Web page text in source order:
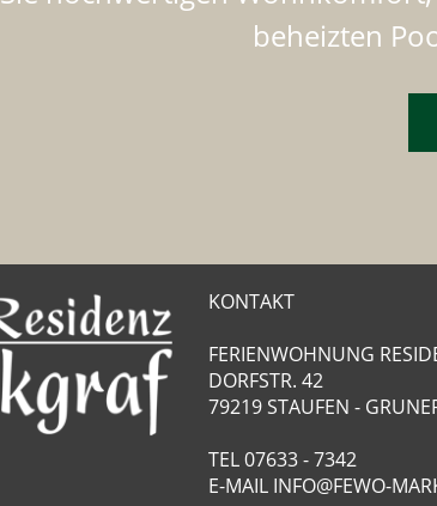
beheizten
KONTAKT
FERIENWOHNUNG
DORFSTR. 42
79219 STAUFEN -
TEL07633 - 7342
E-MAIL INFO@FEWO-